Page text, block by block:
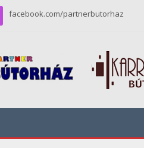
facebook.com/partnerbutorhaz